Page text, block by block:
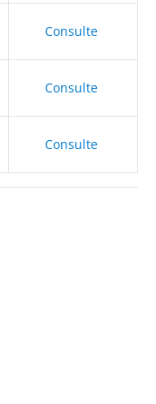
Consulte
Consulte
Consulte